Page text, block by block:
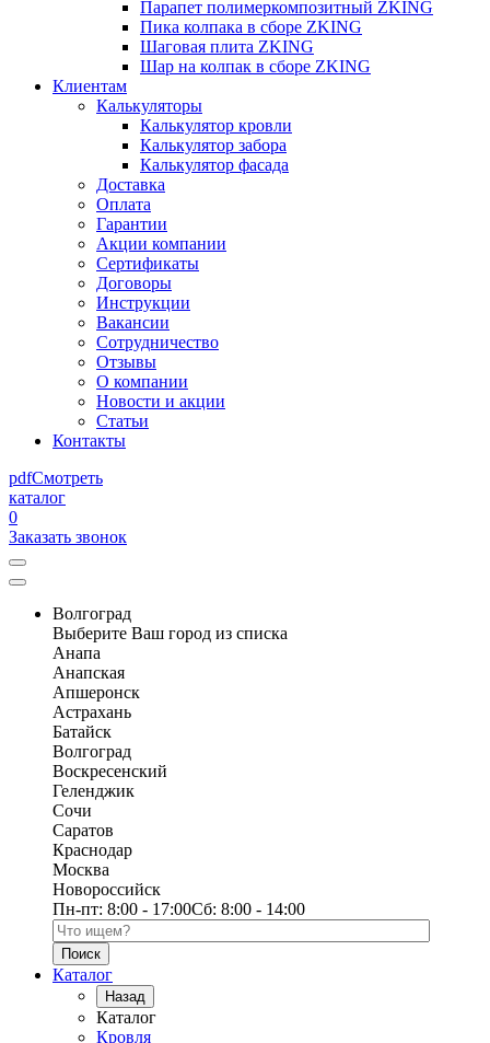
Парапет полимеркомпозитный ZKING
Пика колпака в сборе ZKING
Шаговая плита ZKING
Шар на колпак в сборе ZKING
Клиентам
Калькуляторы
Калькулятор кровли
Калькулятор забора
Калькулятор фасада
Доставка
Оплата
Гарантии
Акции компании
Сертификаты
Договоры
Инструкции
Вакансии
Сотрудничество
Отзывы
О компании
Новости и акции
Статьи
Контакты
pdfСмотреть
каталог
0
Заказать звонок
Волгоград
Выберите Ваш город из списка
Анапа
Анапская
Апшеронск
Астрахань
Батайск
Волгоград
Воскресенский
Геленджик
Сочи
Саратов
Краснодар
Москва
Новороссийск
Пн-пт: 8:00 - 17:00Сб: 8:00 - 14:00
Поиск по каталогу
Каталог
Назад
Каталог
Кровля